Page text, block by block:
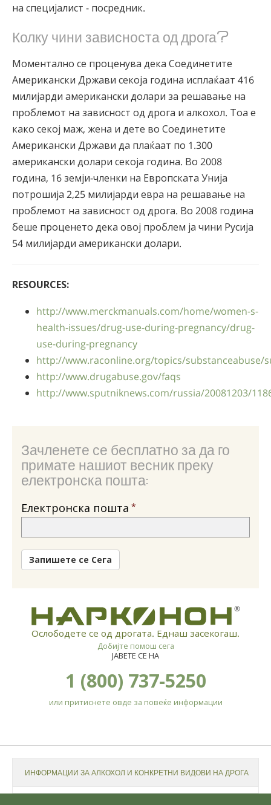
на специјалист - посредник.
Колку чини зависноста од дрога?
Моментално се проценува дека Соединетите
Американски Држави секоја година исплаќаат 416
милијарди американски долари за решавање на
проблемот на зависност од дрога и алкохол. Тоа е
како секој маж, жена и дете во Соединетите
Американски Држави да плаќаат по 1.300
американски долари секоја година. Во 2008
година, 16 земји-членки на Европската Унија
потрошија 2,25 милијарди евра на решавање на
проблемот на зависност од дрога. Во 2008 година
беше проценето дека овој проблем ја чини Русија
54 милијарди американски долари.
RESOURCES:
http://www.merckmanuals.com/home/women-s-
health-issues/drug-use-during-pregnancy/drug-
use-during-pregnancy
http://www.raconline.org/topics/substanceabuse/
http://www.drugabuse.gov/faqs
http://www.sputniknews.com/russia/20081203/
Зачленете се бесплатно за да го
примате нашиот весник преку
електронска пошта:
Електронска пошта
Запишете се Сега
®
Ослободете се од дрогата. Еднаш засекогаш.
Добијте помош сега
ЈАВЕТЕ СЕ НА
1 (800) 737-5250
или притиснете овде за повеќе информации
ИНФОРМАЦИИ ЗА АЛКОХОЛ И КОНКРЕТНИ ВИДОВИ НА ДРОГА